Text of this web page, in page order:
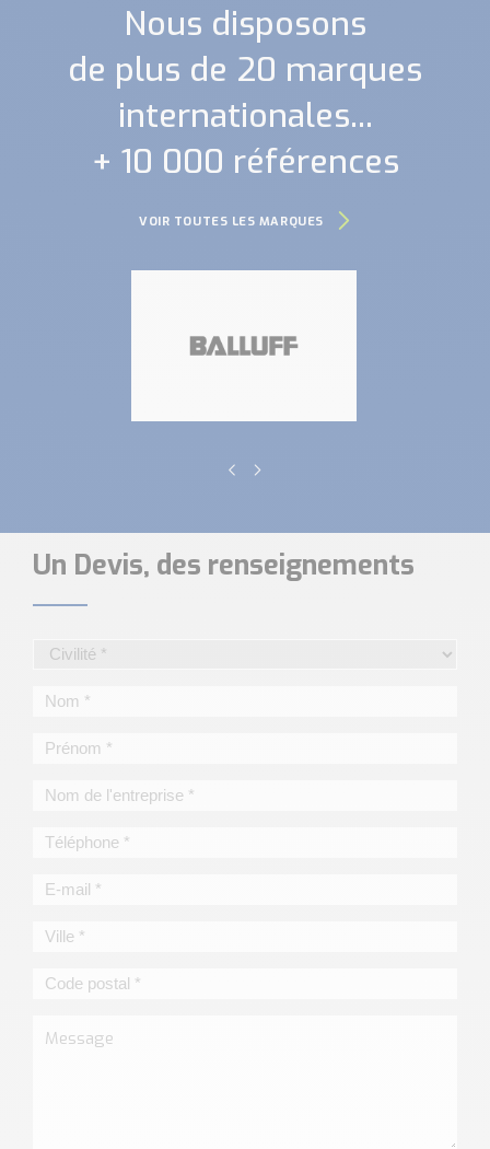
Nous disposons
de plus de 20 marques
internationales...
+ 10 000 références
VOIR TOUTES LES MARQUES
Un Devis, des renseignements